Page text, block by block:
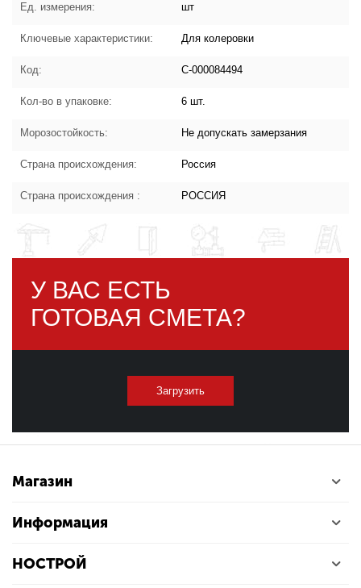
Ед. измерения: шт
Ключевые характеристики: Для колеровки
Код: С-000084494
Кол-во в упаковке: 6 шт.
Морозостойкость: Не допускать замерзания
Страна происхождения: Россия
Страна происхождения : РОССИЯ
У ВАС ЕСТЬ
ГОТОВАЯ СМЕТА?
Загрузить
Магазин
Информация
НОСТРОЙ